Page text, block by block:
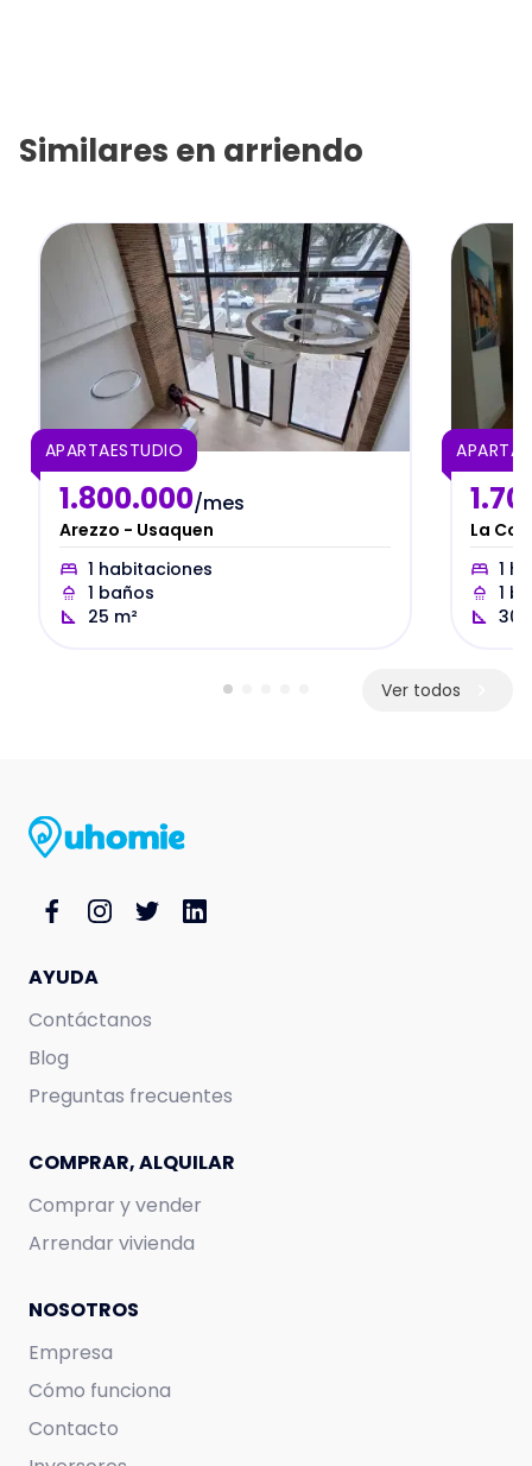
Similares en arriendo
APARTAESTUDIO
1.800.000/mes
Arezzo - Usaquen
1 habitaciones
1 baños
25 m²
La
1
1
30
Ver todos
AYUDA
Contáctanos
Blog
Preguntas frecuentes
COMPRAR, ALQUILAR
Comprar y vender
Arrendar vivienda
NOSOTROS
Empresa
Cómo funciona
Contacto